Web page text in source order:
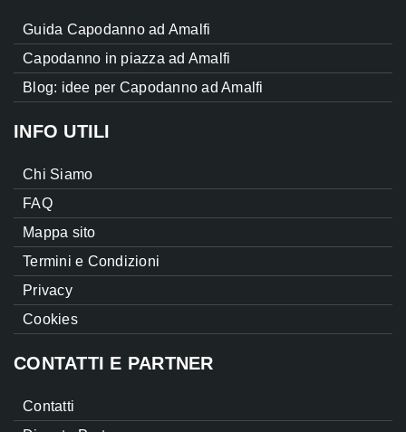
Guida Capodanno ad Amalfi
Capodanno in piazza ad Amalfi
Blog: idee per Capodanno ad Amalfi
INFO UTILI
Chi Siamo
FAQ
Mappa sito
Termini e Condizioni
Privacy
Cookies
CONTATTI E PARTNER
Contatti